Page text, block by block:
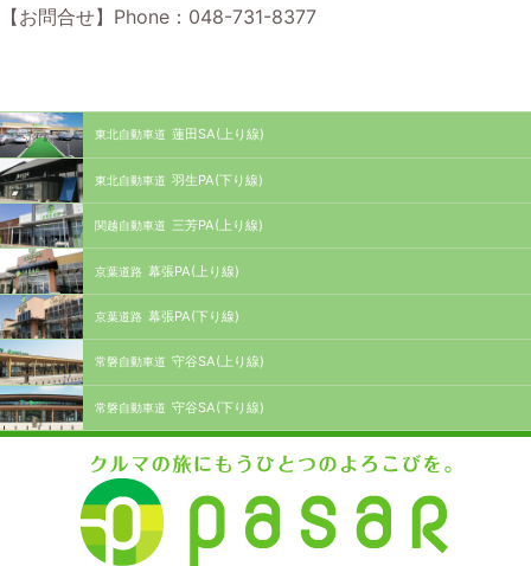
【お問合せ】Phone：048-731-8377
東北自動車道 蓮田SA(上り線)
東北自動車道 羽生PA(下り線)
関越自動車道 三芳PA(上り線)
京葉道路 幕張PA(上り線)
京葉道路 幕張PA(下り線)
常磐自動車道 守谷SA(上り線)
常磐自動車道 守谷SA(下り線)